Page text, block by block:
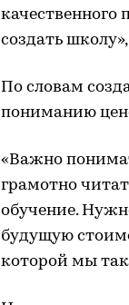
качественного
создать
По словам
пониманию
«Важно
грамотно
обучение.
будущую
которой мы